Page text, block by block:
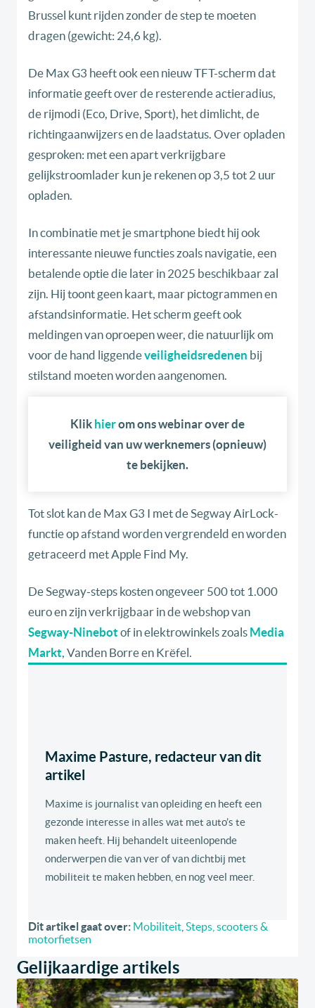
Brussel kunt rijden zonder de step te moeten
dragen (gewicht: 24,6 kg).
De Max G3 heeft ook een nieuw TFT-scherm dat
informatie geeft over de resterende actieradius,
de rijmodi (Eco, Drive, Sport), het dimlicht, de
richtingaanwijzers en de laadstatus. Over opladen
gesproken: met een apart verkrijgbare
gelijkstroomlader kun je rekenen op 3,5 tot 2 uur
opladen.
In combinatie met je smartphone biedt hij ook
interessante nieuwe functies zoals navigatie, een
betalende optie die later in 2025 beschikbaar zal
zijn. Hij toont geen kaart, maar pictogrammen en
afstandsinformatie. Het scherm geeft ook
meldingen van oproepen weer, die natuurlijk om
voor de hand liggendeveiligheidsredenen bij
stilstand moeten worden aangenomen.
Klik hierom ons webinar over de
veiligheid van uw werknemers (opnieuw)
te bekijken.
Tot slot kan de Max G3 I met de Segway AirLock-
functie op afstand worden vergrendeld en worden
getraceerd met Apple Find My.
De Segway-steps kosten ongeveer 500 tot 1.000
euro en zijn verkrijgbaar in de webshop van
Segway-Ninebot of in elektrowinkels zoals Media
Markt, Vanden Borre en Krëfel.
Maxime Pasture, redacteur van dit
artikel
Maxime is journalist van opleiding en heeft een
gezonde interesse in alles wat met auto’s te
maken heeft. Hij behandelt uiteenlopende
onderwerpen die van ver of van dichtbij met
mobiliteit te maken hebben, en nog veel meer.
Dit artikel gaat over: Mobiliteit Steps, scooters &
motorfietsen
Gelijkaardige artikels